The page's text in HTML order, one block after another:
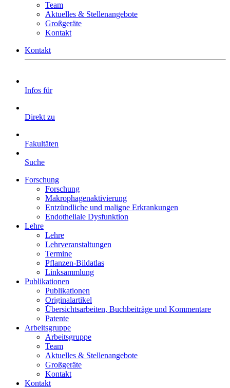
Team
Aktuelles & Stellenangebote
Großgeräte
Kontakt
Kontakt
Infos für
Direkt zu
Fakultäten
Suche
Forschung
Forschung
Makrophagenaktivierung
Entzündliche und maligne Erkrankungen
Endotheliale Dysfunktion
Lehre
Lehre
Lehrveranstaltungen
Termine
Pflanzen-Bildatlas
Linksammlung
Publikationen
Publikationen
Originalartikel
Übersichtsarbeiten, Buchbeiträge und Kommentare
Patente
Arbeitsgruppe
Arbeitsgruppe
Team
Aktuelles & Stellenangebote
Großgeräte
Kontakt
Kontakt